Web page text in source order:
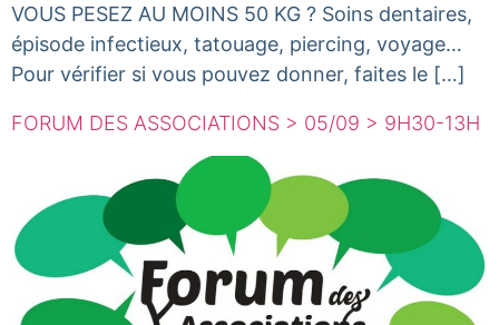
VOUS PESEZ AU MOINS 50 KG ? Soins dentaires,
épisode infectieux, tatouage, piercing, voyage…
Pour vérifier si vous pouvez donner, faites le […]
FORUM DES ASSOCIATIONS > 05/09 > 9H30-13H